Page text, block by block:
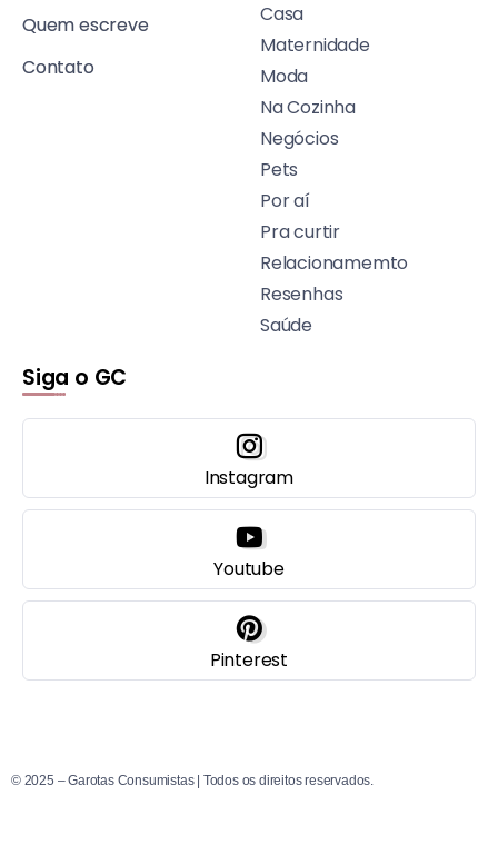
Quem escreve
Contato
Casa
Maternidade
Moda
Na Cozinha
Negócios
Pets
Por aí
Pra curtir
Relacionamemto
Resenhas
Saúde
Siga o GC
Instagram
Youtube
Pinterest
© 2025 – Garotas Consumistas | Todos os direitos reservados.